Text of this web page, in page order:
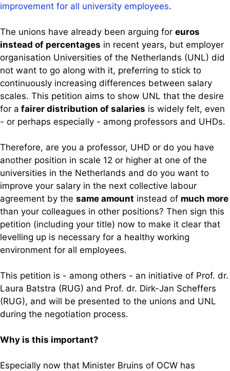
improvement for all university employees.
The unions have already been arguing for euros
instead of percentages in recent years, but employer
organisation Universities of the Netherlands (UNL) did
not want to go along with it, preferring to stick to
continuously increasing differences between salary
scales. This petition aims to show UNL that the desire
for a fairer distribution of salaries is widely felt, even
- or perhaps especially - among professors and UHDs.
Therefore, are you a professor, UHD or do you have
another position in scale 12 or higher at one of the
universities in the Netherlands and do you want to
improve your salary in the next collective labour
agreement by the same amount instead of much more
than your colleagues in other positions? Then sign this
petition (including your title) now to make it clear that
levelling up is necessary for a healthy working
environment for all employees.
This petition is - among others - an initiative of Prof. dr.
Laura Batstra (RUG) and Prof. dr. Dirk-Jan Scheffers
(RUG), and will be presented to the unions and UNL
during the negotiation process.
Why is this important?
Especially now that Minister Bruins of OCW has